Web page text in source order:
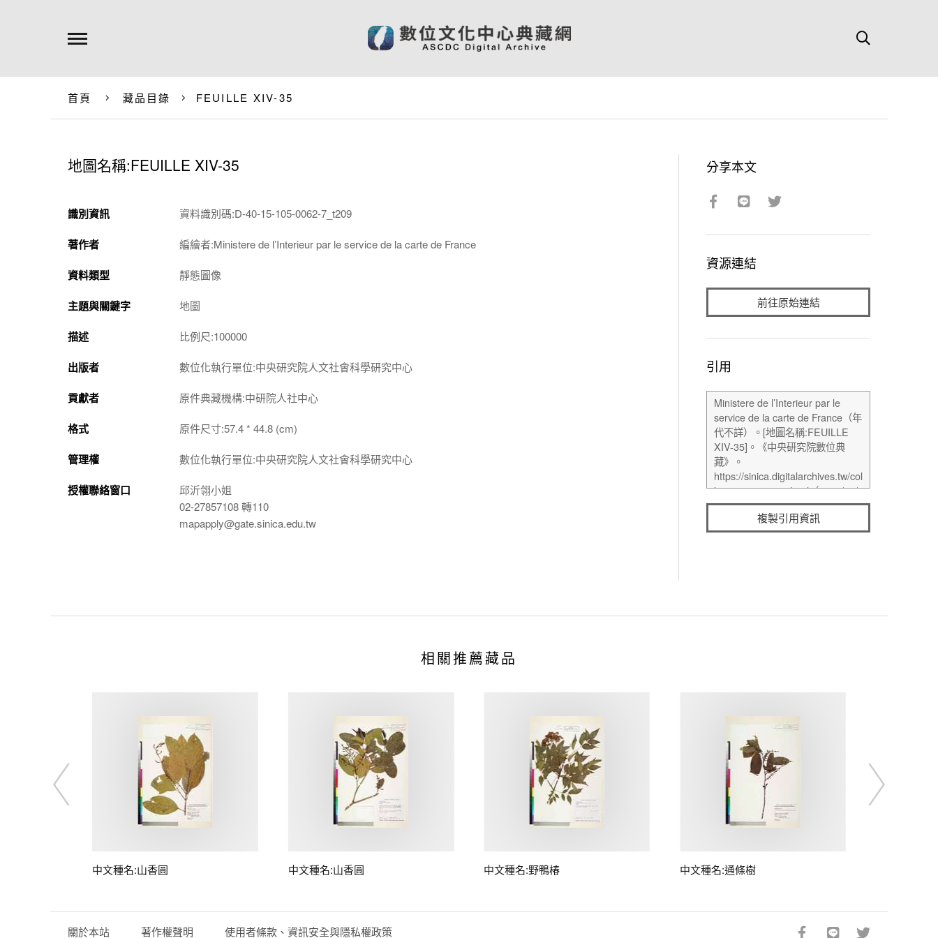
首頁 藏品目錄 FEUILLE XIV-35
地圖名稱:FEUILLE XIV-35
識別資訊 資料識別碼:D-40-15-105-0062-7_t209
著作者 編繪者:Ministere de l’Interieur par le service de la carte de France
資料類型 靜態圖像
主題與關鍵字 地圖
描述 比例尺:100000
出版者 數位化執行單位:中央研究院人文社會科學研究中心
貢獻者 原件典藏機構:中研院人社中心
格式 原件尺寸:57.4 * 44.8 (cm)
管理權 數位化執行單位:中央研究院人文社會科學研究中心
授權聯絡窗口
邱沂翎小姐
02-27857108 轉110
mapapply@gate.sinica.edu.tw
分享本文
資源連結
前往原始連結
引用
複製引用資訊
相關推薦藏品
中文種名:山香圓 中文種名:山香圓 中文種名:野鴨椿 中文種名:通條樹
關於本站 著作權聲明 使用者條款、資訊安全與隱私權政策